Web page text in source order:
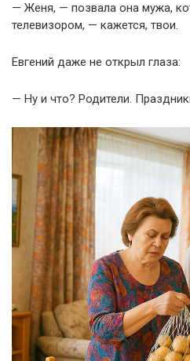
— Женя, — позвала она мужа,
телевизором, — кажется, твои.
Евгений даже не открыл глаза:
— Ну и что? Родители.